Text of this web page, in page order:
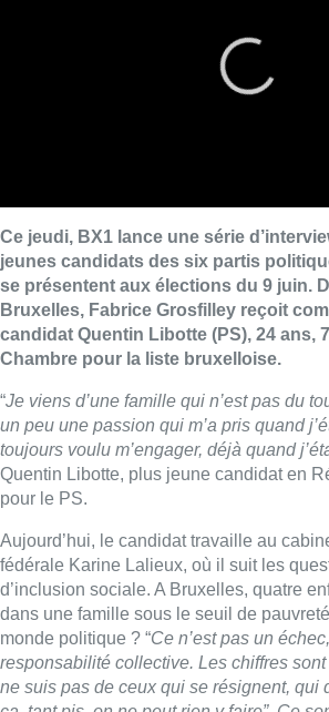
candidat Quentin Libotte (PS), 24 ans,
Chambre pour la liste bruxelloise.
Quentin Libotte, plus jeune candidat en
Aujourd’hui, le candidat travaille au
fédérale Karine Lalieux, où il suit les
d’inclusion sociale. A Bruxelles, quatre
dans une famille sous le seuil de
monde politique ? “Ce n’est pas un
responsabilité collective. Les chiffres sont
ne suis pas de ceux qui se résignent, qui
ça, tant pis, on ne peut rien y faire”. Ce
matières données aux entités fédérées –
régions. Le fédéral, où je travaille, a pris
responsabilité. Il n’y a pas d’enfants
pauvres. Pour aider les enfants, on doit
revalorisant l’inclusion sociale,
doit agir à tous les niveaux de pouvoir.
ce n’est pas un coût. C’est un
pour casser ce cercle de la transmission
Rédaction